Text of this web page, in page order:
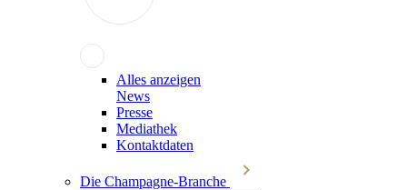
Alles anzeigen
News
Presse
Mediathek
Kontaktdaten
Die Champagne-Branche